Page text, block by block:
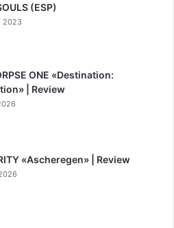
(ESP)
2023
ONE «Destination:
| Review
«Ascheregen» | Review